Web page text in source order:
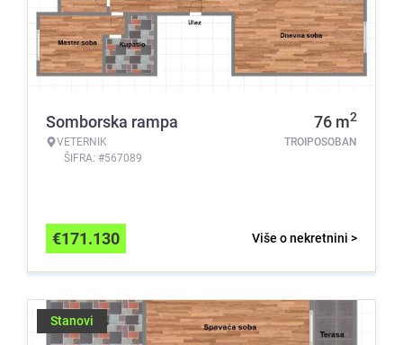
Somborska rampa
VETERNIK
ŠIFRA: #567089
76 m2
TROIPOSOBAN
Više o nekretnini >
€171.130
Stanovi